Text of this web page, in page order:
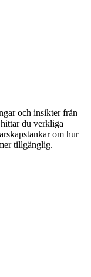
och insikter från
du verkliga
om hur
tillgänglig.